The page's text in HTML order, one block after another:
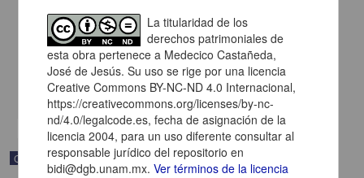
una fotografía
Pitman, H. C.
[sin fecha]
Multidisciplina
Correspondencia postal
La titularidad de los
derechos patrimoniales de
esta obra pertenece a Medecico Castañeda,
José de Jesús. Su uso se rige por una licencia
Creative Commons BY-NC-ND 4.0 Internacional,
https://creativecommons.org/licenses/by-nc-
nd/4.0/legalcode.es, fecha de asignación de la
licencia 2004, para un uso diferente consultar al
responsable jurídico del repositorio en
bidi@dgb.unam.mx.Ver términos de la licencia